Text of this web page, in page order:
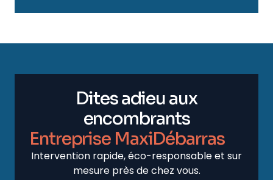
Dites adieu aux
encombrants
Entreprise MaxiDébarras
Intervention rapide, éco-responsable et sur
mesure près de chez vous.